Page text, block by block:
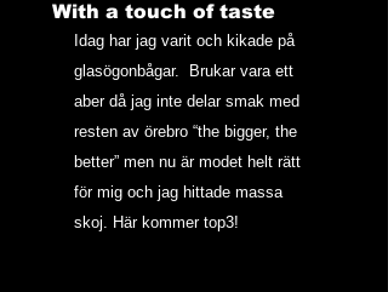
With a touch of taste
Idag har jag varit och kikade på
glasögonbågar.  Brukar vara ett
aber då jag inte delar smak med
resten av örebro “the bigger, the
better” men nu är modet helt rätt
för mig och jag hittade massa
skoj. Här kommer top3!